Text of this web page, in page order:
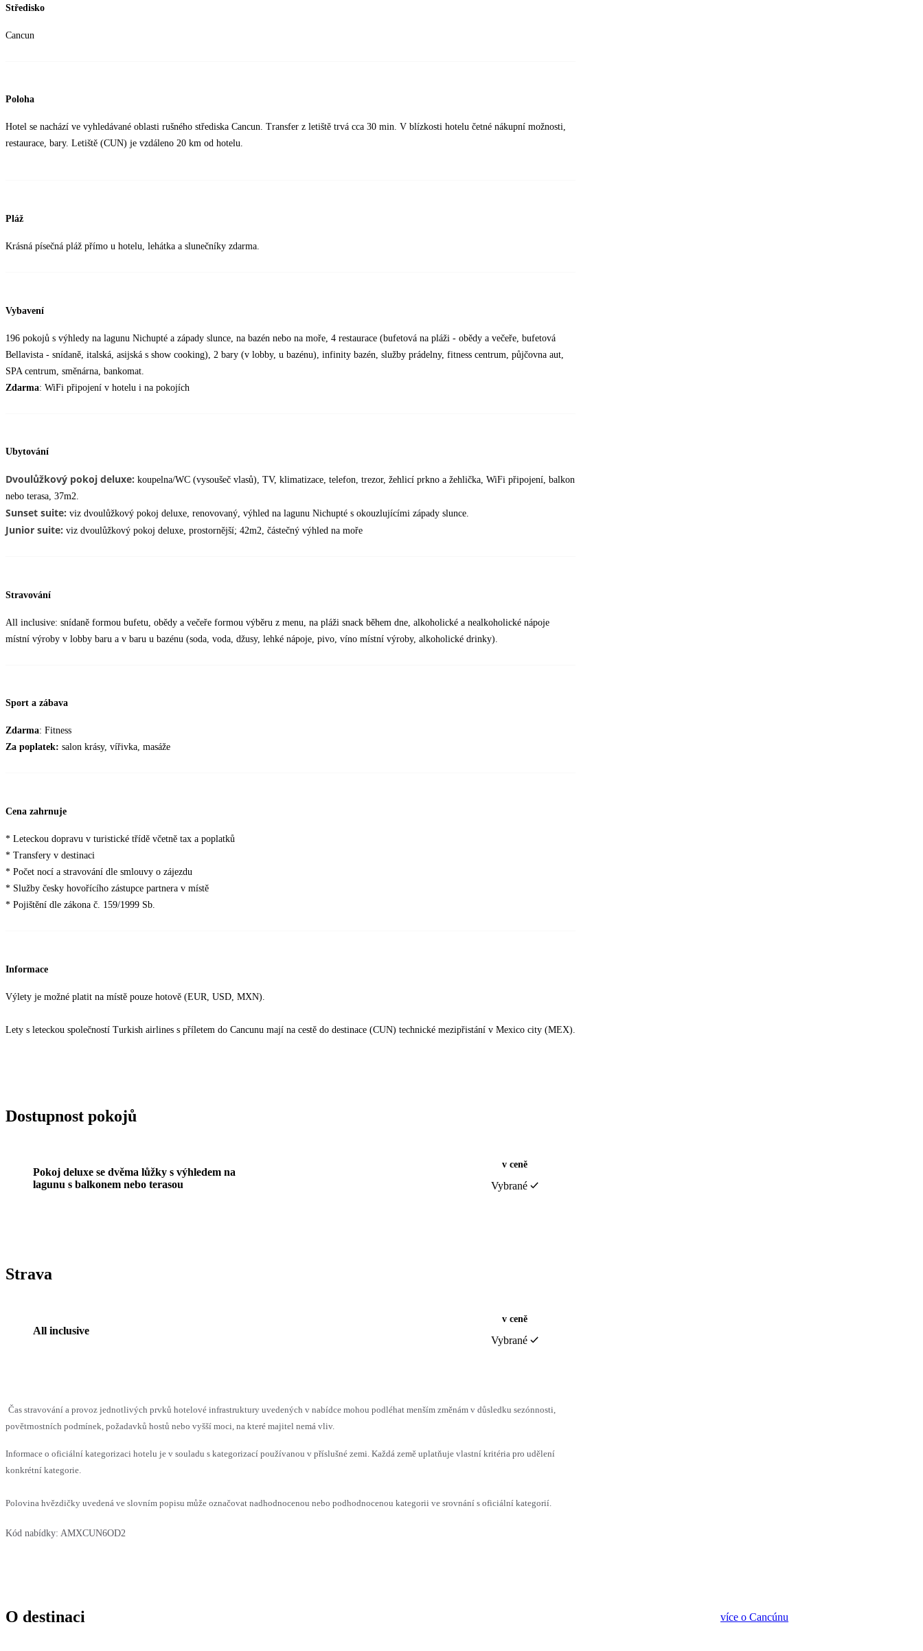
Středisko
Cancun
Poloha
Hotel se nachází ve vyhledávané oblasti rušného střediska Cancun. Transfer z letiště trvá cca 30 min. V blízkosti hotelu četné nákupní možnosti,
restaurace, bary. Letiště (CUN) je vzdáleno 20 km od hotelu.
Pláž
Krásná písečná pláž přímo u hotelu, lehátka a slunečníky zdarma.
Vybavení
196 pokojů s výhledy na lagunu Nichupté a západy slunce, na bazén nebo na moře, 4 restaurace (bufetová na pláži - obědy a večeře, bufetová
Bellavista - snídaně, italská, asijská s show cooking), 2 bary (v lobby, u bazénu), infinity bazén, služby prádelny, fitness centrum, půjčovna aut,
SPA centrum, směnárna, bankomat.
Zdarma: WiFi připojení v hotelu i na pokojích
Ubytování
Dvoulůžkový pokoj deluxe: koupelna/WC (vysoušeč vlasů), TV, klimatizace, telefon, trezor, žehlicí prkno a žehlička, WiFi připojení, balkon
nebo terasa, 37m2.
Sunset suite: viz dvoulůžkový pokoj deluxe, renovovaný, výhled na lagunu Nichupté s okouzlujícími západy slunce.
Junior suite: viz dvoulůžkový pokoj deluxe, prostornější; 42m2, částečný výhled na moře
Stravování
All inclusive: snídaně formou bufetu, obědy a večeře formou výběru z menu, na pláži snack během dne, alkoholické a nealkoholické nápoje
místní výroby v lobby baru a v baru u bazénu (soda, voda, džusy, lehké nápoje, pivo, víno místní výroby, alkoholické drinky).
Sport a zábava
Zdarma: Fitness
Za poplatek: salon krásy, vířivka, masáže
Cena zahrnuje
* Leteckou dopravu v turistické třídě včetně tax a poplatků
* Transfery v destinaci
* Počet nocí a stravování dle smlouvy o zájezdu
* Služby česky hovořícího zástupce partnera v místě
* Pojištění dle zákona č. 159/1999 Sb.
Informace
Výlety je možné platit na místě pouze hotově (EUR, USD, MXN).
Lety s leteckou společností Turkish airlines s příletem do Cancunu mají na cestě do destinace (CUN) technické mezipřistání v Mexico city (MEX).
Dostupnost pokojů
Pokoj deluxe se dvěma lůžky s výhledem na
lagunu s balkonem nebo terasou
v ceně
Vybrané
Strava
All inclusive
v ceně
Vybrané
Čas stravování a provoz jednotlivých prvků hotelové infrastruktury uvedených v nabídce mohou podléhat menším změnám v důsledku sezónnosti,
povětrnostních podmínek, požadavků hostů nebo vyšší moci, na které majitel nemá vliv.
Informace o oficiální kategorizaci hotelu je v souladu s kategorizací používanou v příslušné zemi. Každá země uplatňuje vlastní kritéria pro udělení
konkrétní kategorie.
Polovina hvězdičky uvedená ve slovním popisu může označovat nadhodnocenou nebo podhodnocenou kategorii ve srovnání s oficiální kategorií.
Kód nabídky: AMXCUN6OD2
O destinaci více o Cancúnu